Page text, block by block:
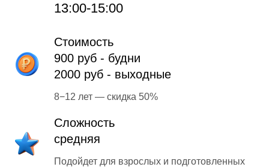
13:00-15:00
Стоимость
900 руб - будни
2000 руб - выходные
8−12 лет — скидка 50%
Сложность
средняя
Подойдет для взрослых и подготовленных